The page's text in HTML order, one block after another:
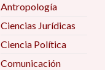
Antropología
Ciencias Jurídicas
Ciencia Política
Comunicación